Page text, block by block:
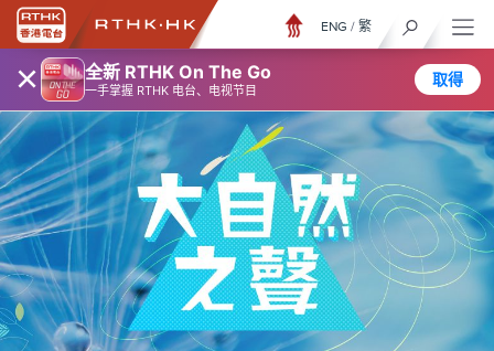
× 全新 RTHK On The Go
一手掌握 RTHK 电台、电视节目
取得
ENG / 繁